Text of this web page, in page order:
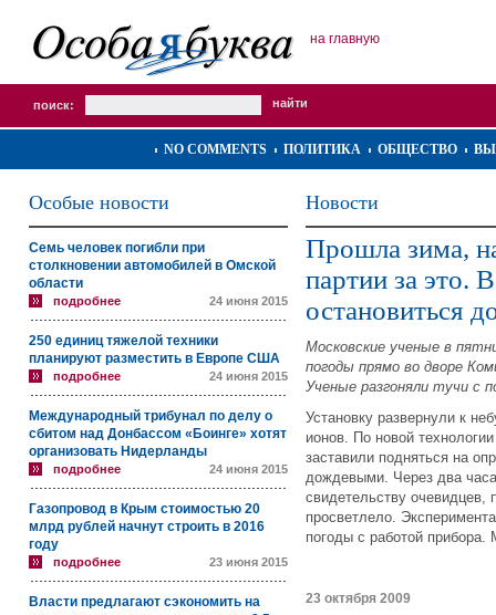
на главную
поиск:
NO COMMENTS ПОЛИТИКА ОБЩЕСТВО
Особые новости
Семь человек погибли при
столкновении автомобилей в Омской
области
подробнее 24 июня 2015
250 единиц тяжелой техники
планируют разместить в Европе США
подробнее 24 июня 2015
Международный трибунал по делу о
сбитом над Донбассом «Боинге» хотят
организовать Нидерланды
подробнее 24 июня 2015
Газопровод в Крым стоимостью 20
млрд рублей начнут строить в 2016
году
подробнее 23 июня 2015
Власти предлагают сэкономить на
Новости
Прошла зима,
партии за это.
остановиться
Московские ученые в
погоды прямо во дворе
Ученые разгоняли тучи с
Установку развернули к
ионов. По новой
заставили подняться на
дождевыми. Через два
свидетельству очевидцев,
просветлело.
погоды с работой прибора.
23 октября 2009